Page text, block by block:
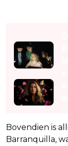
Bovendien is
Barranquilla,